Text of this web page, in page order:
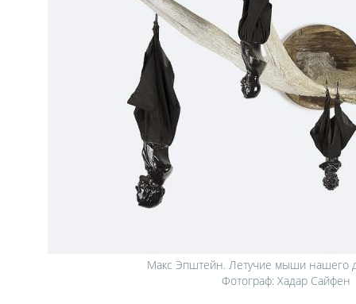
Макс Эпштейн. Летучие мыши нашего
Фотограф: Хадар Сайфен